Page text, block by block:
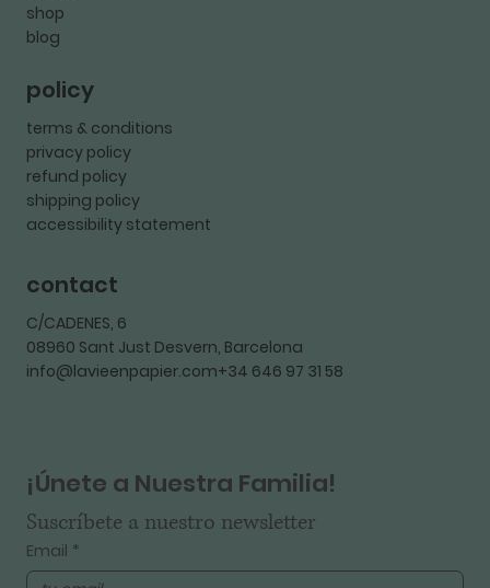
shop
blog
policy
terms & conditions
privacy policy
refund policy
shipping policy
accessibility statement
contact
C/CADENES, 6
08960 Sant Just Desvern, Barcelona
info@lavieenpapier.com+34 646 97 31 58
¡Únete a Nuestra Familia!
Suscríbete a nuestro newsletter
Email *